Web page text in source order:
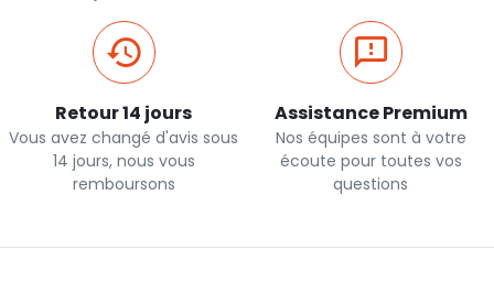
Retour 14 jours
Vous avez changé d'avis sous
14 jours, nous vous
remboursons
Assistance Premium
Nos équipes sont à votre
écoute pour toutes vos
questions